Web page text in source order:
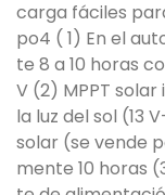
carga fáciles
po4 ( 1) En el
te 8 a 10 horas
V (2) MPPT
la luz del sol (13
solar (se vende
mente 10 horas